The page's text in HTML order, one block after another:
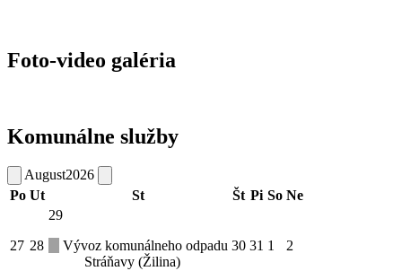
Foto-video galéria
Komunálne služby
August2026
Po Ut St Št Pi So Ne
27 28
29
Vývoz komunálneho odpadu
Stráňavy (Žilina)
30 31 1 2